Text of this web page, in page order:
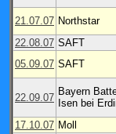
21.07.07 Northstar
22.08.07 SAFT
05.09.07 SAFT
22.09.07
Bayern
Isen bei
17.10.07 Moll